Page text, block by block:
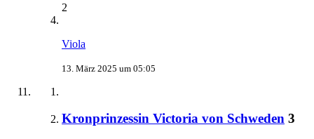
2
Viola
13. März 2025 um 05:05
Kronprinzessin Victoria von Schweden 3